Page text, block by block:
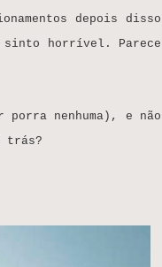
depois disso
sinto horrível. Parece
nenhuma), e não
trás?